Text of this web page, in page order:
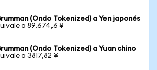
(Ondo Tokenized) a Yen japonés
a 89.674,6 ¥
(Ondo Tokenized) a Yuan chino
a 3817,82 ¥